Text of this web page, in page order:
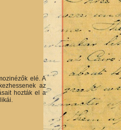
elé. A
az
hozták el a